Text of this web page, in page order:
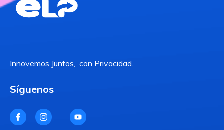
Innovemos Juntos, con Privacidad.
Síguenos